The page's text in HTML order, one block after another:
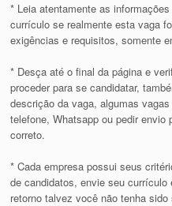
* Leia atentamente as
currículo se realmente esta vaga
exigências e requisitos, somente
* Desça até o final da página e
proceder para se candidatar,
descrição da vaga, algumas
telefone, Whatsapp ou pedir
correto.
* Cada empresa possui seus
de candidatos, envie seu currículo
retorno talvez você não tenha